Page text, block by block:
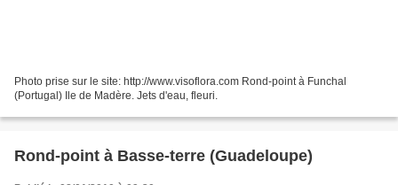
Photo prise sur le site: http://www.visoflora.com Rond-point à Funchal
(Portugal) Ile de Madère. Jets d'eau, fleuri.
Rond-point à Basse-terre (Guadeloupe)